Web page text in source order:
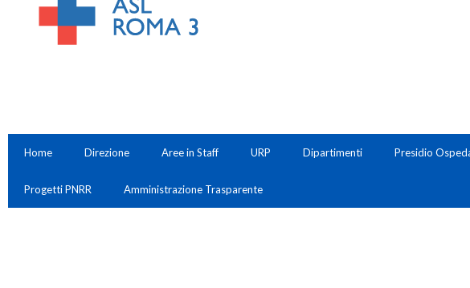
Home Direzione Aree in Staff URP Dipartimenti Presidio
Progetti PNRR Amministrazione Trasparente